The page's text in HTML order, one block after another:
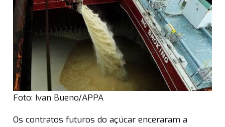
Foto: Ivan Bueno/APPA
Os contratos futuros do açúcar enceraram a